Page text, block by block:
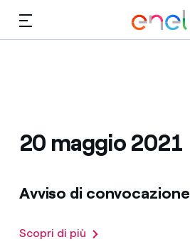
20 maggio 2021
Avviso di convocazione
Scopri di più